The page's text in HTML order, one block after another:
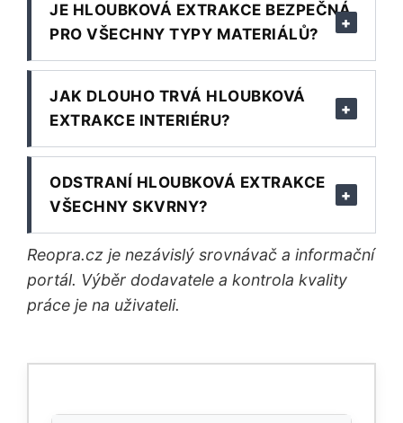
JE HLOUBKOVÁ EXTRAKCE BEZPEČNÁ
PRO VŠECHNY TYPY MATERIÁLŮ?
JAK DLOUHO TRVÁ HLOUBKOVÁ
EXTRAKCE INTERIÉRU?
ODSTRANÍ HLOUBKOVÁ EXTRAKCE
VŠECHNY SKVRNY?
Reopra.cz je nezávislý srovnávač a informační
portál. Výběr dodavatele a kontrola kvality
práce je na uživateli.